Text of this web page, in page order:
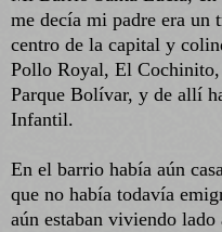
me decía mi padre era un
centro de la capital y
Pollo Royal, El
Parque Bolívar, y de allí
Infantil.
En el barrio había aún
que no había todavía
aún estaban viviendo